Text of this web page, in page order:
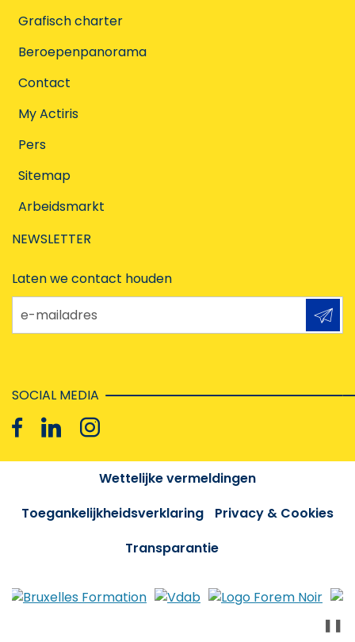
Grafisch charter
Beroepenpanorama
Contact
My Actiris
Pers
Sitemap
Arbeidsmarkt
NEWSLETTER
Laten we contact houden
e-mailadres
SOCIAL MEDIA
Wettelijke vermeldingen
Toegankelijkheidsverklaring
Privacy & Cookies
Transparantie
❚❚